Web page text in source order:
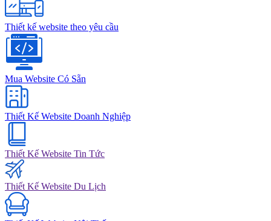
Thiết kế website theo yêu cầu
Mua Website Có Sẵn
Thiết Kế Website Doanh Nghiệp
Thiết Kế Website Tin Tức
Thiết Kế Website Du Lịch